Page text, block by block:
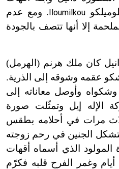
Iloumilkou . ومع عدم
إلا أنها تتصف بالجودة
كان ملك هرنم (الهرمل)
عقمه وشوقه إلى الذرية.
وشكواه وأوصل معاناته إلى
الإله إيل وتمثّلت صورة
مرات في أحلامه بطقس
الجنين في رحم زوجته
المولود الذي أسماه أقهات
أيام وغمر الفرح قلبه فكرّم